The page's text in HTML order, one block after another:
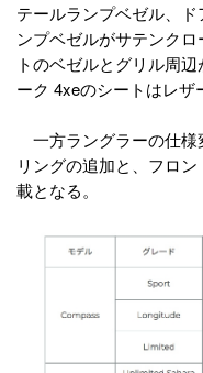
テールランプベゼル、
ンプベゼルがサテンク
トのベゼルとグリル周
ーク 4xeのシートはレザ
一方ラングラーの仕様
リングの追加と、フロ
載となる。